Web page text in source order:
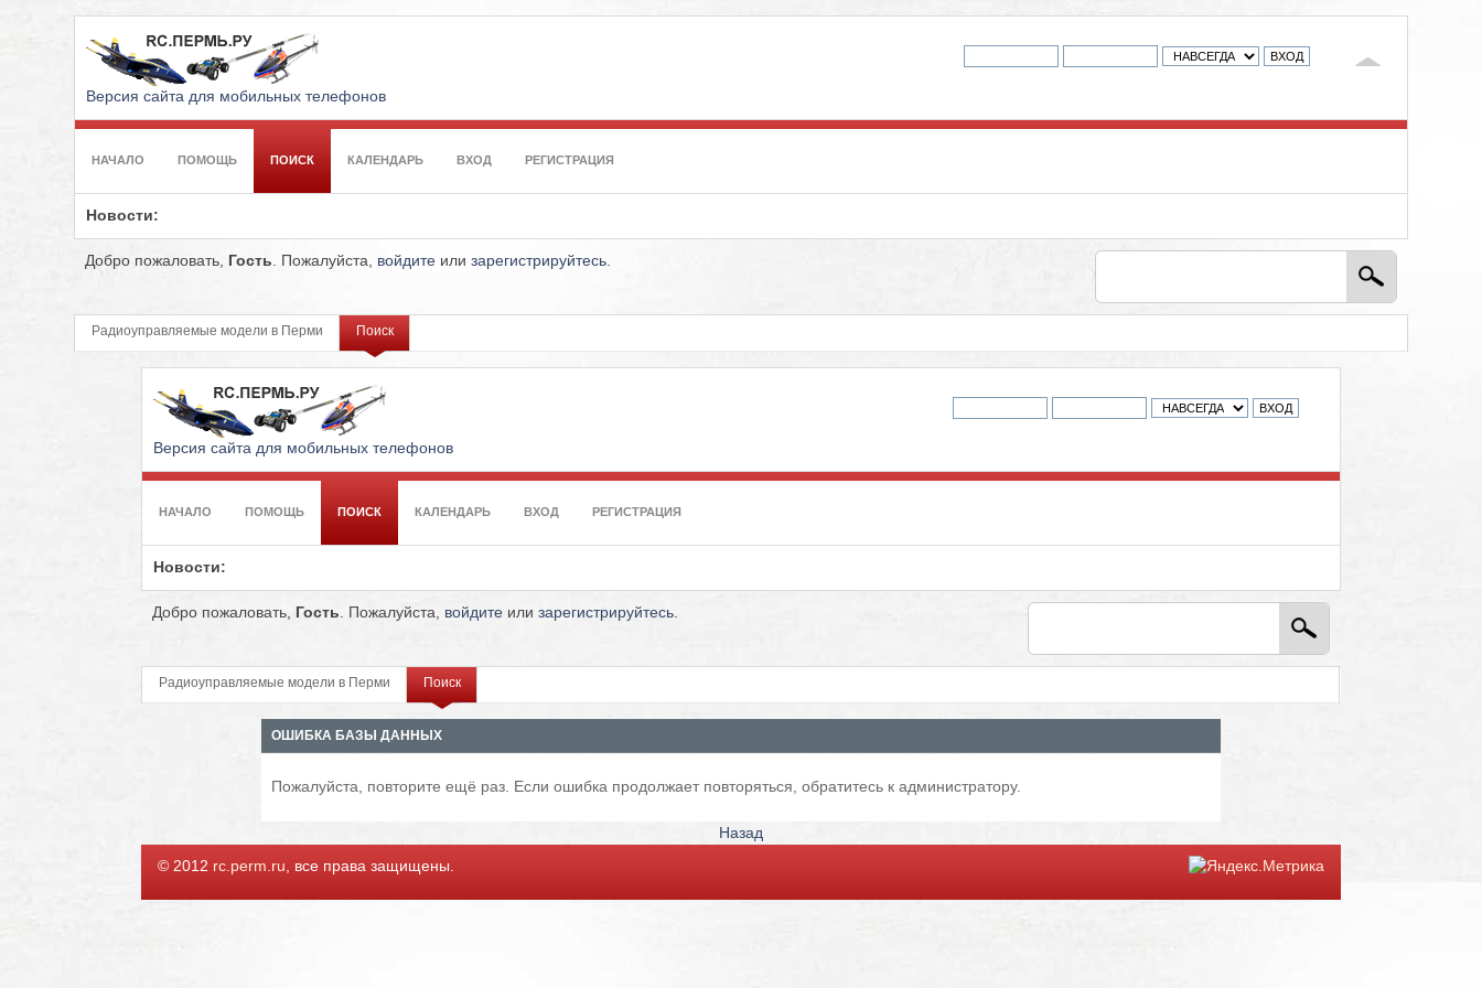
Версия сайта для мобильных телефонов
НАЧАЛО ПОМОЩЬ ПОИСК КАЛЕНДАРЬ ВХОД РЕГИСТРАЦИЯ
Новости:
Добро пожаловать, Гость . Пожалуйста, войдите илизарегистрируйтесь
Радиоуправляемые модели в Перми Поиск
Версия сайта для мобильных телефонов
НАЧАЛО ПОМОЩЬ ПОИСК КАЛЕНДАРЬ ВХОД РЕГИСТРАЦИЯ
Новости:
Добро пожаловать, Гость . Пожалуйста, войдитеили зарегистрируйтесь.
Радиоуправляемые модели в Перми Поиск
ОШИБКА БАЗЫ ДАННЫХ
Пожалуйста, повторите ещё раз. Если ошибка продолжает повторяться, обратитесь к администратору.
Назад
© 2012 rc.perm.ru, все права защищены.